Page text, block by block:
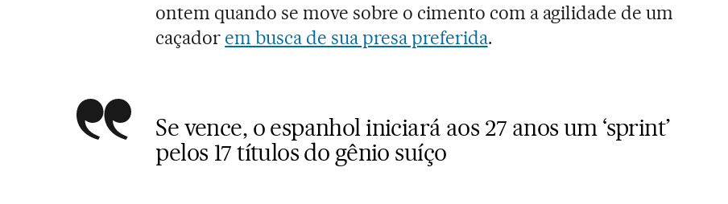
ontem quando se move sobre o cimento com a agilidade de um
caçador em busca de sua presa preferida.
Se vence, o espanhol iniciará aos 27 anos um ‘sprint’
pelos 17 títulos do gênio suíço